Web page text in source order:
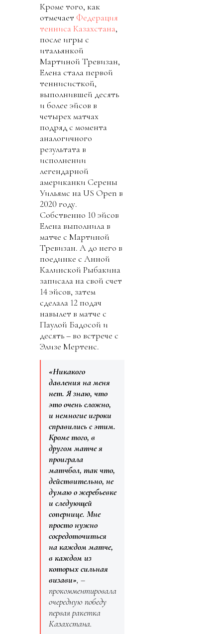
Кроме того, как
отмечает Федерация
тенниса Казахстана,
после игры с
итальянкой
Мартиной Тревизан,
Елена стала первой
теннисисткой,
выполнившей десять
и более эйсов в
четырех матчах
подряд с момента
аналогичного
результата в
исполнении
легендарной
американки Серены
Уильямс на US Open в
2020 году.
Собственно 10 эйсов
Елена выполнила в
матче с Мартиной
Тревизан. А до него в
поединке с Анной
Калинской Рыбакина
записала на свой счет
14 эйсов, затем
сделала 12 подач
навылет в матче с
Паулой Бадосой и
десять – во встрече с
Элизе Мертенс.
«Никакого
давления на меня
нет. Я знаю, что
это очень сложно,
и немногие игроки
справились с этим.
Кроме того, в
другом матче я
проиграла
матчбол, так что,
действительно, не
думаю о жеребьевке
и следующей
сопернице. Мне
просто нужно
сосредоточиться
на каждом матче,
в каждом из
которых сильная
визави», –
прокомментировала
очередную победу
первая ракетка
Казахстана.